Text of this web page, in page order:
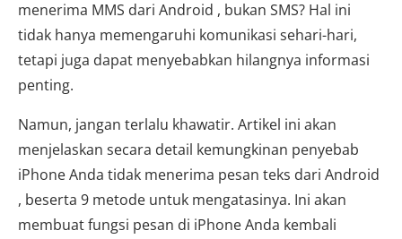
menerima MMS dari Android , bukan SMS? Hal ini
tidak hanya memengaruhi komunikasi sehari-hari,
tetapi juga dapat menyebabkan hilangnya informasi
penting.
Namun, jangan terlalu khawatir. Artikel ini akan
menjelaskan secara detail kemungkinan penyebab
iPhone Anda tidak menerima pesan teks dari Android
, beserta 9 metode untuk mengatasinya. Ini akan
membuat fungsi pesan di iPhone Anda kembali